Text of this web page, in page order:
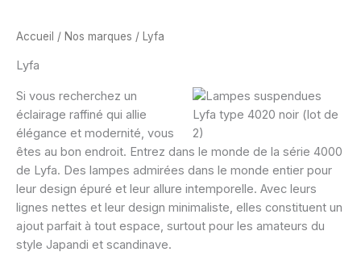
Accueil / Nos marques / Lyfa
Lyfa
Si vous recherchez un
éclairage raffiné qui allie
élégance et modernité, vous
êtes au bon endroit. Entrez dans le monde de la série 4000
de Lyfa. Des lampes admirées dans le monde entier pour
leur design épuré et leur allure intemporelle. Avec leurs
lignes nettes et leur design minimaliste, elles constituent un
ajout parfait à tout espace, surtout pour les amateurs du
style Japandi et scandinave.